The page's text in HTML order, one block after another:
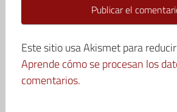
Este sitio usa Akismet para
Aprende cómo se procesan los
comentarios.